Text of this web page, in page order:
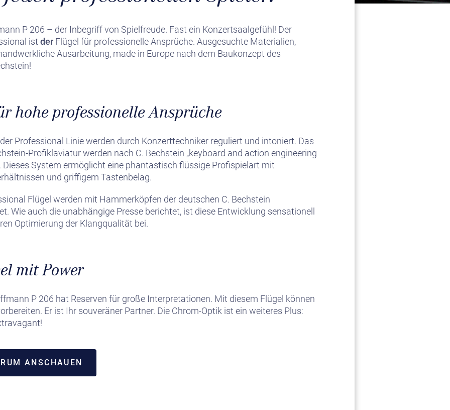
P 206 – der Inbegriff von Spielfreude. Fast ein Konzertsaalgefühl! Der
ist derFlügel für professionelle Ansprüche. Ausgesuchte Materialien,
Ausarbeitung, made in Europe nach dem Baukonzept des
hohe professionelle Ansprüche
Professional Linie werden durch Konzerttechniker reguliert und intoniert. Das
Profiklaviatur werden nach C. Bechstein „keyboard and action engineering
Dieses System ermöglicht eine phantastisch flüssige Profispielart mit
und griffigem Tastenbelag.
Flügel werden mit Hammerköpfen der deutschen C. Bechstein
Wie auch die unabhängige Presse berichtet, ist diese Entwicklung sensationell
Optimierung der Klangqualität bei.
mit Power
P 206 hat Reserven für große Interpretationen. Mit diesem Flügel können
Er ist Ihr souveräner Partner. Die Chrom-Optik ist ein weiteres Plus:
ANSCHAUEN